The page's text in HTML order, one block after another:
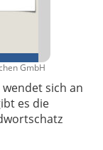
GmbH
wendet sich an
es die